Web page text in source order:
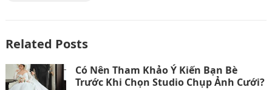
Related Posts
Có Nên Tham Khảo Ý Kiến Bạn Bè
Trước Khi Chọn Studio Chụp Ảnh Cưới?